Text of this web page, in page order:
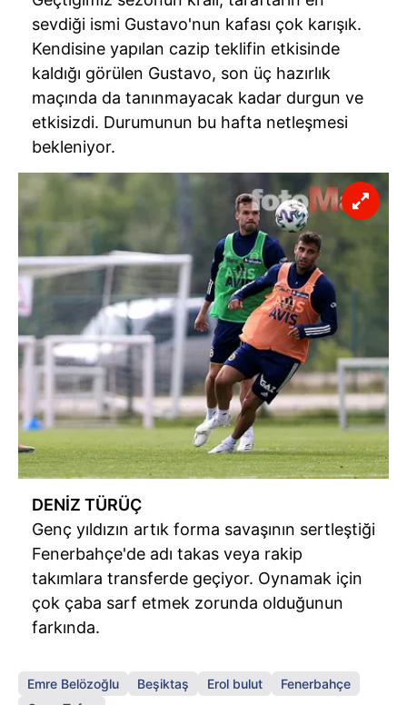
sevdiği ismi Gustavo'nun kafası çok karışık.
Kendisine yapılan cazip teklifin etkisinde
kaldığı görülen Gustavo, son üç hazırlık
maçında da tanınmayacak kadar durgun ve
etkisizdi. Durumunun bu hafta netleşmesi
bekleniyor.
DENİZ TÜRÜÇ
Genç yıldızın artık forma savaşının sertleştiği
Fenerbahçe'de adı takas veya rakip
takımlara transferde geçiyor. Oynamak için
çok çaba sarf etmek zorunda olduğunun
farkında.
Emre Belözoğlu Beşiktaş Erol bulut
Fenerbahçe